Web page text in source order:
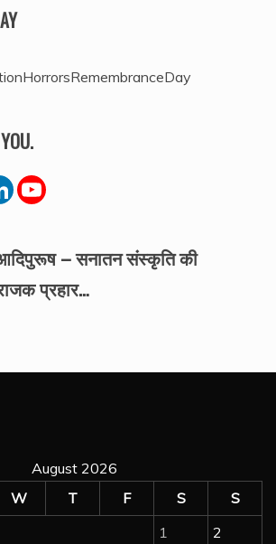
आदिपुरूष – सनातन संस्कृति की
प्रहार…
August 2026
W T F S
S
1
2